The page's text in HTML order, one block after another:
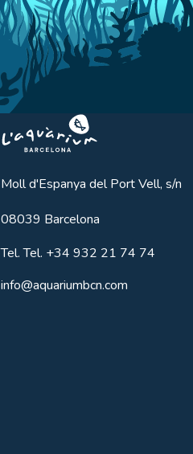
Aquarium BCN
Moll d'Espanya del Port Vell, s/n
08039 Barcelona
Tel.Tel. +34 932 21 74 74
info@aquariumbcn.com